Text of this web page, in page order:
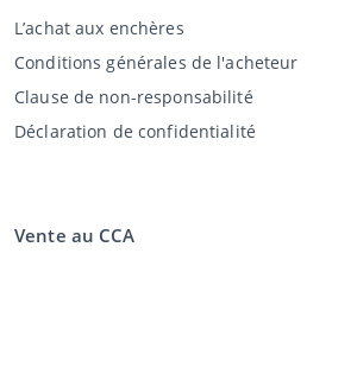
L’achat aux enchères
Conditions générales de l'acheteur
Clause de non-responsabilité
Déclaration de confidentialité
Vente au CCA